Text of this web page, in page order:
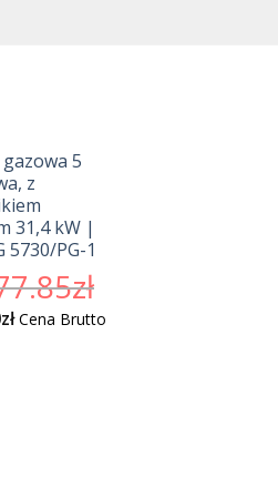
5
z
31,4 kW |
5730/PG-1
zł
wynosiła:
złAktualna
Cena Brutto